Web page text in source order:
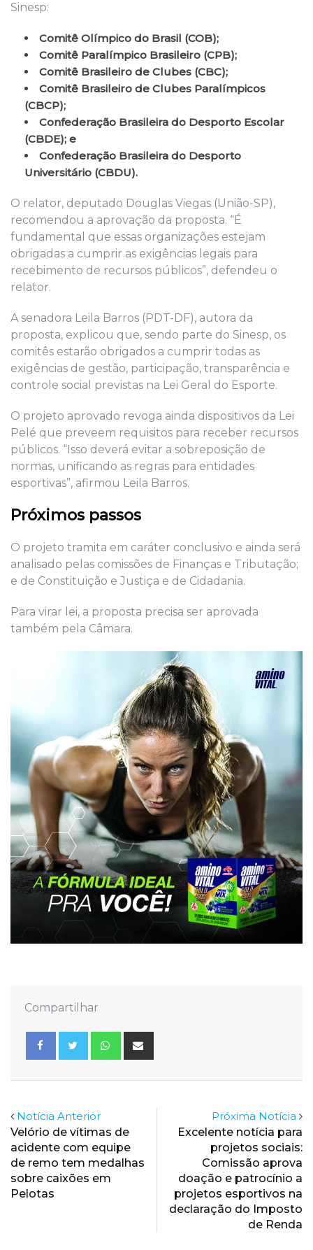
Sinesp:
Comitê Olímpico do Brasil (COB);
Comitê Paralímpico Brasileiro (CPB);
Comitê Brasileiro de Clubes (CBC);
Comitê Brasileiro de Clubes Paralímpicos
(CBCP);
Confederação Brasileira do Desporto Escolar
(CBDE); e
Confederação Brasileira do Desporto
Universitário (CBDU).
O relator, deputado Douglas Viegas (União-SP),
recomendou a aprovação da proposta. “É
fundamental que essas organizações estejam
obrigadas a cumprir as exigências legais para
recebimento de recursos públicos”, defendeu o
relator.
A senadora Leila Barros (PDT-DF), autora da
proposta, explicou que, sendo parte do Sinesp, os
comitês estarão obrigados a cumprir todas as
exigências de gestão, participação, transparência e
controle social previstas na Lei Geral do Esporte.
O projeto aprovado revoga ainda dispositivos da Lei
Pelé que preveem requisitos para receber recursos
públicos. “Isso deverá evitar a sobreposição de
normas, unificando as regras para entidades
esportivas”, afirmou Leila Barros.
Próximos passos
O projeto tramita em caráter conclusivo e ainda será
analisado pelas comissões de Finanças e Tributação;
e de Constituição e Justiça e de Cidadania.
Para virar lei, a proposta precisa ser aprovada
também pela Câmara.
Compartilhar
Whatsapp
Notícia Anterior
Velório de vítimas de
acidente com equipe
de remo tem medalhas
sobre caixões em
Pelotas
Próxima Notícia
Excelente notícia para
projetos sociais:
Comissão aprova
doação e patrocínio a
projetos esportivos na
declaração do Imposto
de Renda